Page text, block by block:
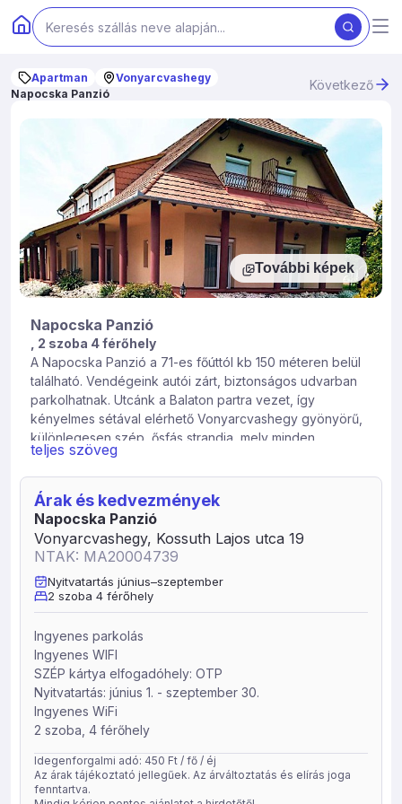
Apartman
Vonyarcvashegy
Napocska Panzió
Következő
További képek
Napocska Panzió
, 2 szoba 4 férőhely
A Napocska Panzió a 71-es főúttól kb 150 méteren belül
található. Vendégeink autói zárt, biztonságos udvarban
parkolhatnak. Utcánk a Balaton partra vezet, így
kényelmes sétával elérhető Vonyarcvashegy gyönyörű,
különlegesen szép, ősfás strandja, mely minden
korosztálynak számos kikapcsolódási lehetőséget kínál.
és WC-vel felszerelt. A néhány évvel ezelőtt épült ház
rendkívül jól szigetelt, ezért az utcai zajok nem zavarják
vendégeinket.
változatos reggelit kínálunk. Minden szobához tartozik
egy minibár méretű hűtőszekrény, hogy vendégeink
szobájukban hűteni tudjanak, ez a nyári melegben
különösen fontos és előnyös lehet. A nagy teljesítményű
ventilátorok igény szerinti fokozaton használhatók.
Ablakaink redőnyösek, így az éjszakai nyugalom minden
szempontból biztosított.
fontosnak tartjuk, hogy nem fogadunk csoportokat,
zajongó társaságokat, csak kifejezetten pihenni,
teljes szöveg
Árak és kedvezmények
Napocska Panzió
Vonyarcvashegy, Kossuth Lajos utca 19
NTAK: MA20004739
Nyitvatartás június–szeptember
2 szoba 4 férőhely
Ingyenes parkolás
Ingyenes WIFI
SZÉP kártya elfogadóhely: OTP
Nyitvatartás: június 1. - szeptember 30.
Ingyenes WiFi
2 szoba, 4 férőhely
Idegenforgalmi adó: 450 Ft / fő / éj
Az árak tájékoztató jellegűek. Az árváltoztatás és elírás joga
fenntartva.